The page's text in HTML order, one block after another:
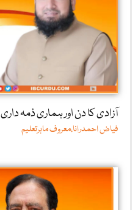
آزادی کا دن اور ہماری ذمہ داری
فیاض احمدرانا،معروف ماہرتعلیم